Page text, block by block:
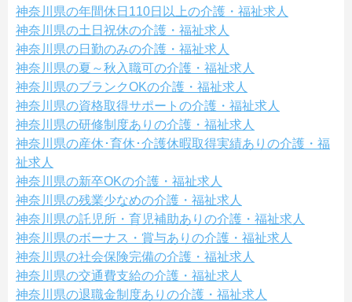
神奈川県の年間休日110日以上の介護・福祉求人
神奈川県の土日祝休の介護・福祉求人
神奈川県の日勤のみの介護・福祉求人
神奈川県の夏～秋入職可の介護・福祉求人
神奈川県のブランクOKの介護・福祉求人
神奈川県の資格取得サポートの介護・福祉求人
神奈川県の研修制度ありの介護・福祉求人
神奈川県の産休･育休･介護休暇取得実績ありの介護・福
祉求人
神奈川県の新卒OKの介護・福祉求人
神奈川県の残業少なめの介護・福祉求人
神奈川県の託児所・育児補助ありの介護・福祉求人
神奈川県のボーナス・賞与ありの介護・福祉求人
神奈川県の社会保険完備の介護・福祉求人
神奈川県の交通費支給の介護・福祉求人
神奈川県の退職金制度ありの介護・福祉求人